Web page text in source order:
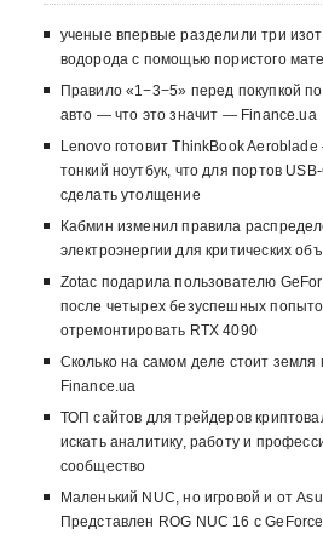
ученые впервые разделили три
водорода с помощью пористого
Правило «1−3−5» перед покупкой
авто — что это значит — Finance.ua
Lenovo готовит ThinkBook
тонкий ноутбук, что для портов
сделать утолщение
Кабмин изменил правила
электроэнергии для критических
Zotac подарила пользователю
после четырех безуспешных
отремонтировать RTX 4090
Сколько на самом деле стоит
Finance.ua
ТОП сайтов для трейдеров
искать аналитику, работу и
сообщество
Маленький NUC, но игровой и от
Представлен ROG NUC 16 с